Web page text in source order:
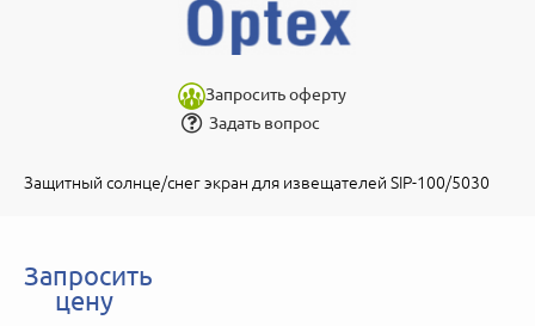
Запросить оферту
Задать вопрос
Защитный солнце/снег экран для извещателей SIP-100/5030
Запросить
цену